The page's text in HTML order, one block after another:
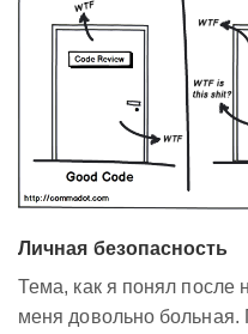
Личная безопасность
Тема, как я понял после
меня довольно больная.